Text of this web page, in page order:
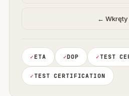
← Wkręty
ETA DOP TEST
TEST CERTIFICATION